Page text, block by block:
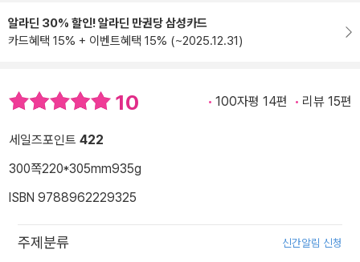
알라딘 30% 할인! 알라딘 만권당 삼성카드
카드혜택 15% + 이벤트혜택 15% (~2025.12.31)
10 100자평 14편 리뷰 15편
세일즈포인트 422
300쪽220*305mm935g
ISBN 9788962229325
주제분류 신간알림 신청